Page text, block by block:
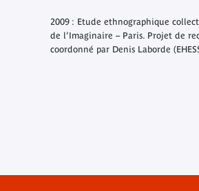
2009 : Etude ethnographique
de l’Imaginaire – Paris. Projet de
coordonné par Denis Laborde